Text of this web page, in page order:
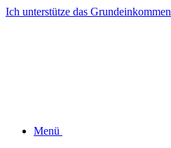
Ich unterstütze das Grundeinkommen
Menü